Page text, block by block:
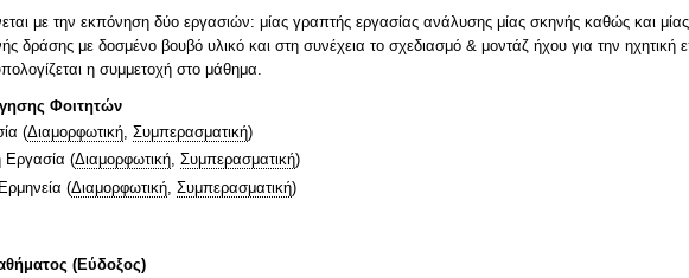
με την εκπόνηση δύο εργασιών: μίας γραπτής εργασίας ανάλυσης μίας σκηνής καθώς και
δράσης με δοσμένο βουβό υλικό και στη συνέχεια το σχεδιασμό & μοντάζ ήχου για την ηχητική
η συμμετοχή στο μάθημα.
Φοιτητών
(Διαμορφωτική, Συμπερασματική)
Εργασία (Διαμορφωτική, Συμπερασματική)
(Διαμορφωτική Συμπερασματική)
(Εύδοξος)